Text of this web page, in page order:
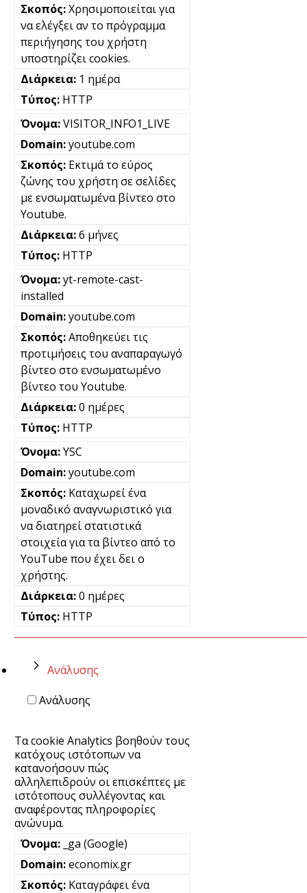
Χρησιμοποιείται για
να ελέγξει αν το πρόγραμμα
περιήγησης του χρήστη
υποστηρίζει cookies.
1 ημέρα
HTTP
VISITOR_INFO1_LIVE
youtube.com
Εκτιμά το εύρος
ζώνης του χρήστη σε σελίδες
με ενσωματωμένα βίντεο στο
Youtube.
6 μήνες
HTTP
yt-remote-cast-
installed
youtube.com
Αποθηκεύει τις
προτιμήσεις του αναπαραγωγό
βίντεο στο ενσωματωμένο
βίντεο του Youtube.
0 ημέρες
HTTP
YSC
youtube.com
Καταχωρεί ένα
μοναδικό αναγνωριστικό για
να διατηρεί στατιστικά
στοιχεία για τα βίντεο από το
YouTube που έχει δει ο
χρήστης.
0 ημέρες
HTTP
Ανάλυσης
Ανάλυσης
Τα cookie Analytics βοηθούν τους
κατόχους ιστότοπων να
κατανοήσουν πώς
αλληλεπιδρούν οι επισκέπτες με
ιστότοπους συλλέγοντας και
αναφέροντας πληροφορίες
ανώνυμα.
_ga (Google)
economix.gr
Καταγράφει ένα